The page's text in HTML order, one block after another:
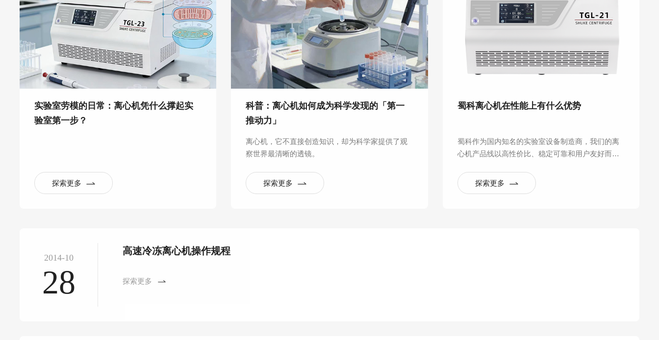
实验室劳模的日常：离心机凭什么撑起实
验室第一步？
探索更多
科普：离心机如何成为科学发现的「第一
推动力」
离心机，它不直接创造知识，却为科学家提供了观
察世界最清晰的透镜。
探索更多
蜀科离心机在性能上有什么优势
蜀科作为国内知名的实验室设备制造商，我们的离
心机产品线以高性价比、稳定可靠和用户友好而著
尤其适合常规实验室应用。
探索更多
2014-10
28
高速冷冻离心机操作规程
探索更多